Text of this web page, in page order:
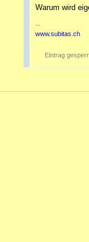
Warum wird
--
www.subitas.ch
Eintrag